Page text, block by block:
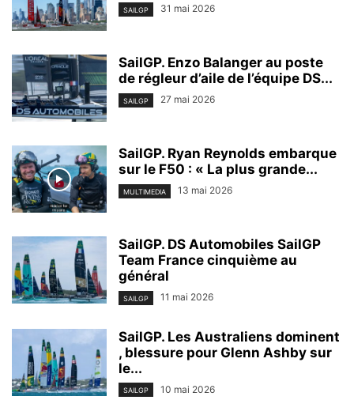
SAILGP 31 mai 2026
SailGP. Enzo Balanger au poste
de régleur d’aile de l’équipe DS...
SAILGP 27 mai 2026
SailGP. Ryan Reynolds embarque
sur le F50 : « La plus grande...
MULTIMEDIA 13 mai 2026
SailGP. DS Automobiles SailGP
Team France cinquième au
général
SAILGP 11 mai 2026
SailGP. Les Australiens dominent
, blessure pour Glenn Ashby sur
le...
SAILGP 10 mai 2026